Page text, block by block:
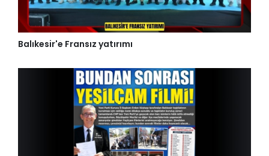
Balıkesir'e Fransız yatırımı